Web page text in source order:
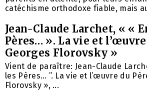
catéchisme orthodoxe fiable, mais
Jean-Claude Larchet, « «
Pères… ». La vie et
Georges Florovsky »
Vient de paraître: Jean-Claude
les Pères… ”. La vie et l’œuvre du
Florovsky », ...